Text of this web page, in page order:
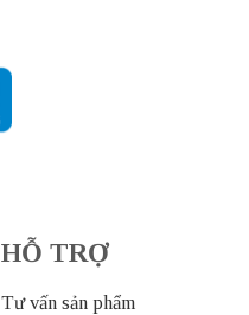
HỖ TRỢ
Tư vấn sản phẩm